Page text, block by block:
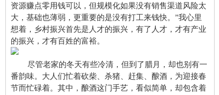
资源赚点零用钱可以，但规模化如果没有销售渠道风险太
大，基础也薄弱，更重要的是没有打工来钱快。”我心里
想着，乡村振兴首先是人才的振兴，有了人才，才有产业
的振兴，才有百姓的富裕。
尽管老家的冬天有些冷清，但到了腊月，却也别有一
番韵味。大人们忙着砍柴、杀猪、赶集、酿酒，为迎接春
节而忙碌着。其中，酿酒这门手艺，看似简单，却包含着